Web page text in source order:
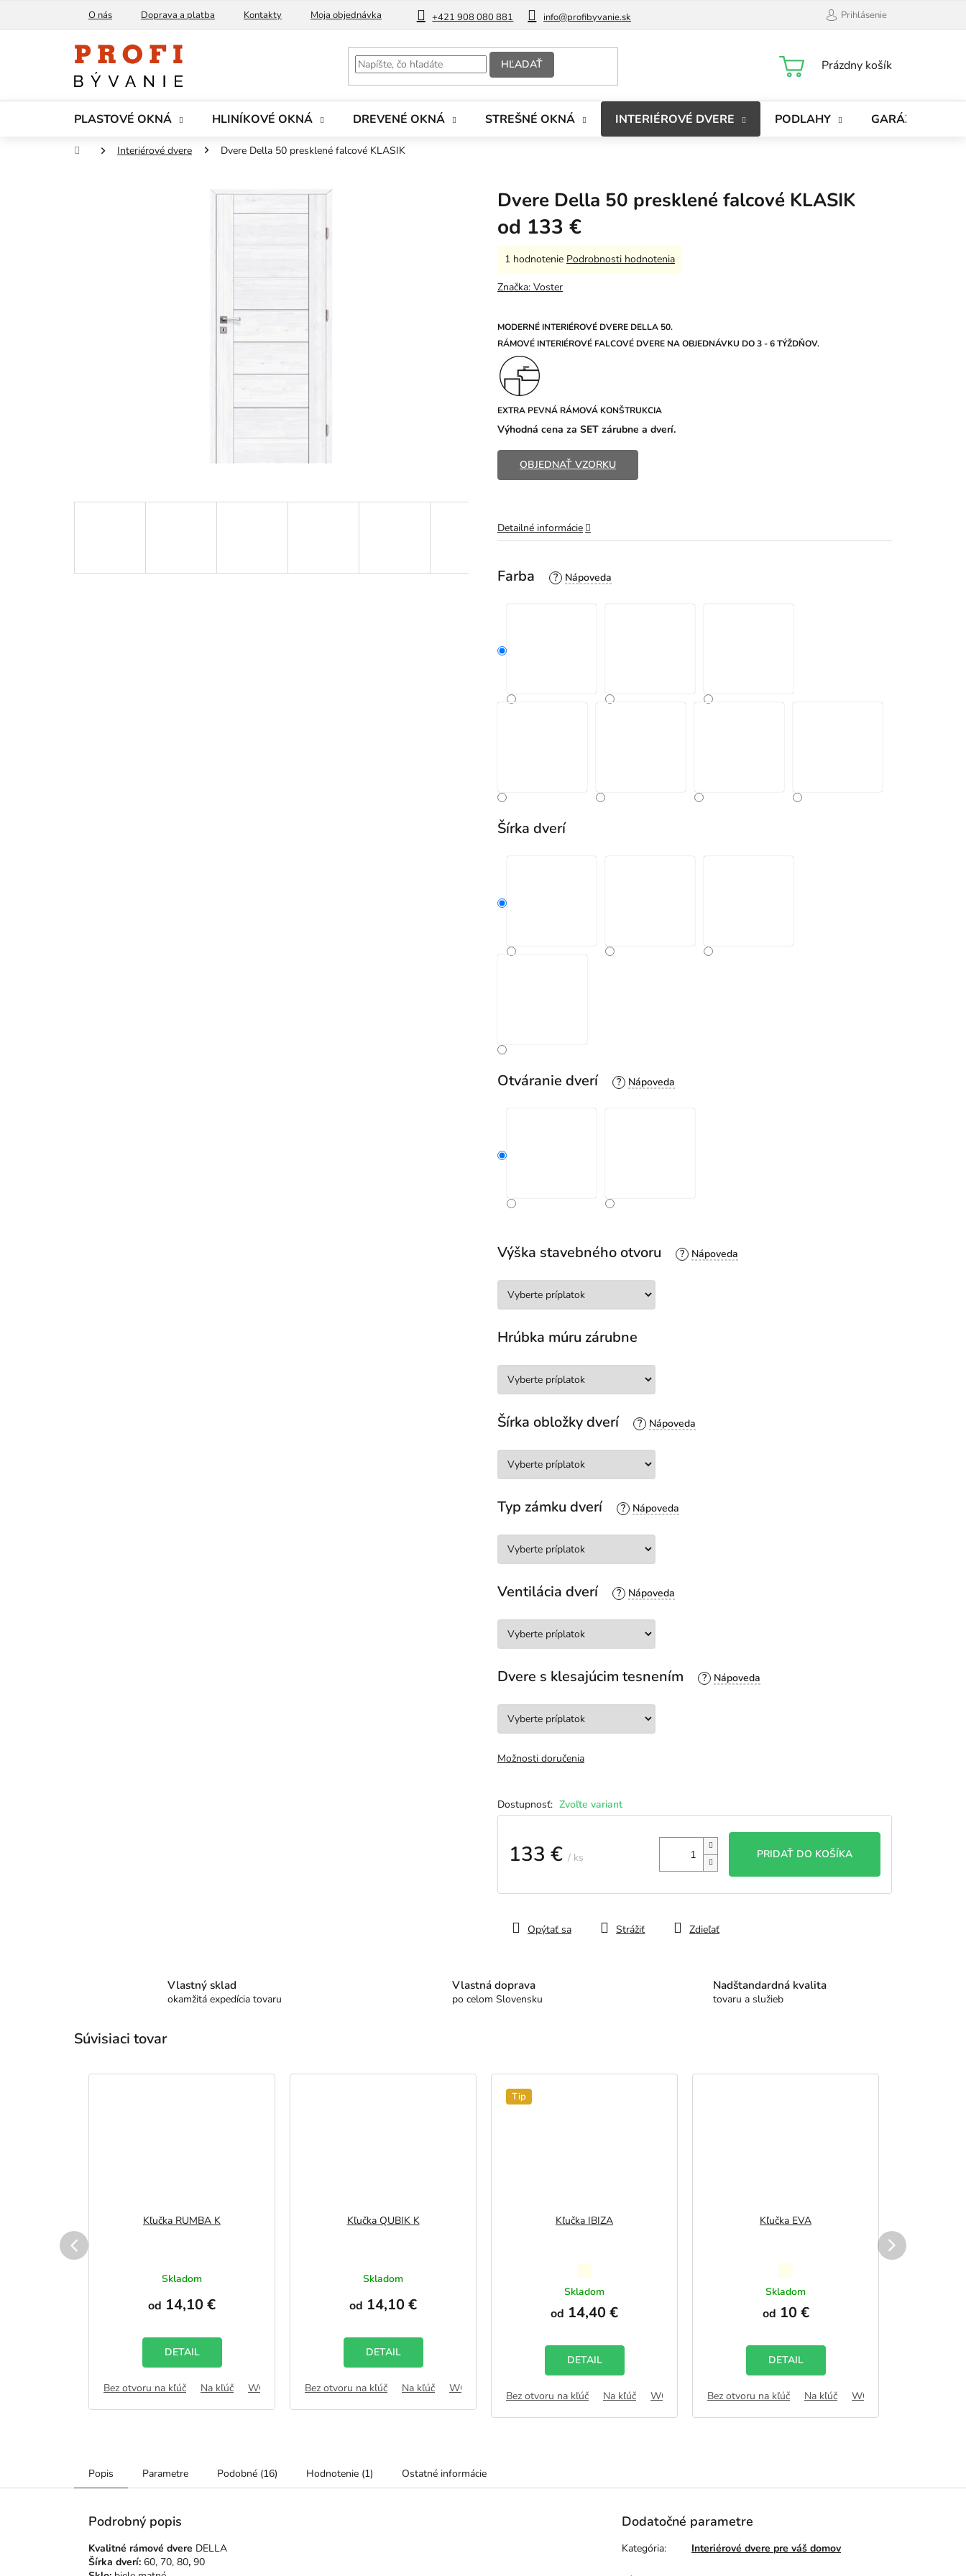
+421 908 080 881 info@profibyvanie.sk
O nás Doprava a platba Kontakty Moja objednávka Blog Prihlásenie
HĽADAŤ
NÁKUPNÝ
Prázdny košík
PLASTOVÉ OKNÁ HLINÍKOVÉ OKNÁ DREVENÉ OKNÁ STREŠNÉ OKNÁ INTERIÉROVÉ DVERE PODLAHY GARÁŽOVÉ
DomovInteriérové dvere Dvere Della 50 presklené falcové KLASIK
Dvere Della 50 presklené falcové KLASIK
od 133 €
Zvoľte variant
Farba ?
Šírka dverí
Otváranie dverí ?
Výška stavebného otvoru ?
Hrúbka múru zárubne
Šírka obložky dverí ?
Typ zámku dverí ?
Ventilácia dverí ?
Dvere s klesajúcim tesnením ?
Možnosti doručenia
133 € / ks
cena:
PRIDAŤ DO KOŠÍKA
MODERNÉ INTERIÉROVÉ DVERE DELLA 50.
RÁMOVÉ INTERIÉROVÉ FALCOVÉ DVERE NA OBJEDNÁVKU DO 3 - 6 TÝŽDŇOV.
EXTRA PEVNÁ RÁMOVÁ KONŠTRUKCIA
Výhodná cena za SET zárubne a dverí.
OBJEDNAŤ VZORKU
Detailné informácie
Opýtať sa Strážiť Zdieľať
Priemerné
produktu
z
5
hviezdičiek.
1 hodnotenie Podrobnosti hodnotenia
Značka: Voster
Vlastný sklad
okamžitá expedícia tovaru
Vlastná doprava
po celom Slovensku
Nadštandardná kvalita
tovaru a služieb
Súvisiaci tovar
FAB
Kľučka RUMBA K
Skladom
od 14,10 €
DETAIL
Bez otvoru na kľúč Na kľúč WC zámok FAB
Kľučka QUBIK K
Skladom
od 14,10 €
DETAIL
Bez otvoru na kľúč Na kľúč WC zámok
Tip
Kľučka IBIZA
hodnotenie
produktu
je
z
5
hviezdičiek.
Skladom
od 14,40 €
DETAIL
Bez otvoru na kľúč Na kľúč WC zámok FAB
Kľučka EVA
hodnotenie
produktu
je
z
5
hviezdičiek.
Skladom
od 10 €
DETAIL
Bez otvoru na kľúč Na kľúč WC zámok
Popis Parametre Podobné (16) Hodnotenie (1) Ostatné informácie
Podrobný popis
Kvalitné rámové dvere DELLA
Šírka dverí: 60, 70, 80, 90
Dodatočné parametre
Kategória: Interiérové dvere pre váš domov